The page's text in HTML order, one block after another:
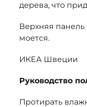
дерева, что
Верхняя
моется.
ИКЕА Швеции
Руководство
Протирать